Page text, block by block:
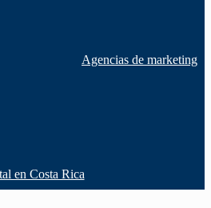
Agencias de marketing
en Costa Rica